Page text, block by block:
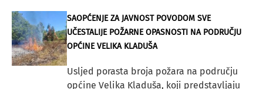
SAOPĆENJE ZA JAVNOST POVODOM SVE
UČESTALIJE POŽARNE OPASNOSTI NA PODRUČJU
OPĆINE VELIKA KLADUŠA
Usljed porasta broja požara na području
općine Velika Kladuša, koji predstavljaju